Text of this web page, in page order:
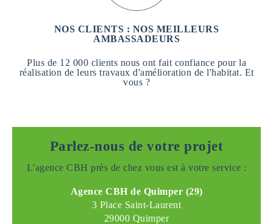
NOS CLIENTS : NOS MEILLEURS
AMBASSADEURS
Plus de 12 000 clients nous ont fait confiance pour la
réalisation de leurs travaux d'amélioration de l'habitat. Et
vous ?
Parlez-nous de votre projet
L'agence CBH près de chez vous est à votre service :
Agence CBH de Quimper (29)
3 Place Saint-Laurent
29000 Quimper